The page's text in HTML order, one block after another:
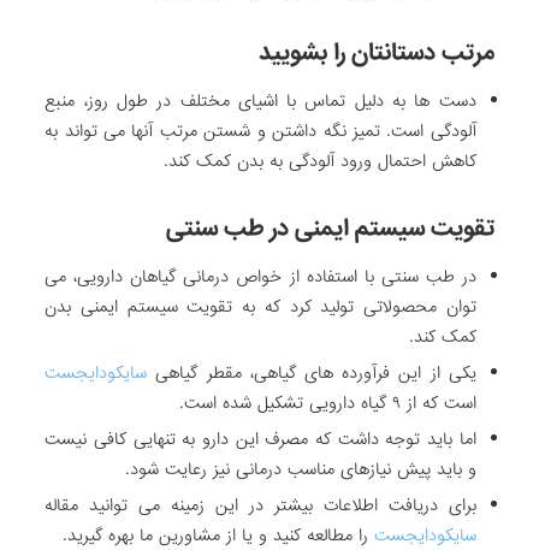
مرتب دستانتان را بشویید
دست ها به دلیل تماس با اشیای مختلف در طول روز، منبع
آلودگی است. تمیز نگه داشتن و شستن مرتب آنها می تواند به
کاهش احتمال ورود آلودگی به بدن کمک کند.
تقویت سیستم ایمنی در طب سنتی
در طب سنتی با استفاده از خواص درمانی گیاهان دارویی، می
توان محصولاتی تولید کرد که به تقویت سیستم ایمنی بدن
کمک کند.
یکی از این فرآورده های گیاهی، مقطر گیاهی سایکودایجست
است که از ۹ گیاه دارویی تشکیل شده است.
اما باید توجه داشت که مصرف این دارو به تنهایی کافی نیست
و باید پیش نیازهای مناسب درمانی نیز رعایت شود.
برای دریافت اطلاعات بیشتر در این زمینه می توانید مقاله
سایکودایجست را مطالعه کنید و یا از مشاورین ما بهره گیرید.